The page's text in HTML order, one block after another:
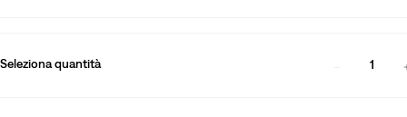
Seleziona quantità 1